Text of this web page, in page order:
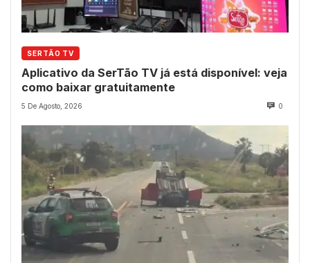
SERTÃO TV
Aplicativo da SerTão TV já está disponível: veja
como baixar gratuitamente
5 De Agosto, 2026 0